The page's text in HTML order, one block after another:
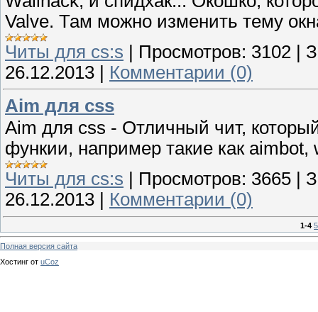
Valve. Там можно изменить тему
Читы для cs:s | Просмотров: 3102 |
26.12.2013 | Комментарии (0)
Aim для css
Aim для css - Отличный чит,
функии, например такие как aimbot,
Читы для cs:s
Просмотров: 3665
26.12.2013
Комментарии (0)
1-4
Полная версия сайта
Хостинг от uCoz